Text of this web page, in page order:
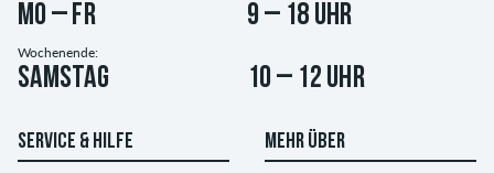
Mo – Fr 9 – 18 Uhr
Wochenende:
Samstag 10 – 12 Uhr
SERVICE & HILFE MEHR ÜBER